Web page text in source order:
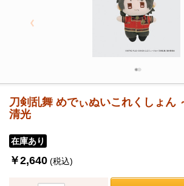
刀剣乱舞 めでぃぬいこれくしょん
清光
在庫あり
￥2,640 (税込)